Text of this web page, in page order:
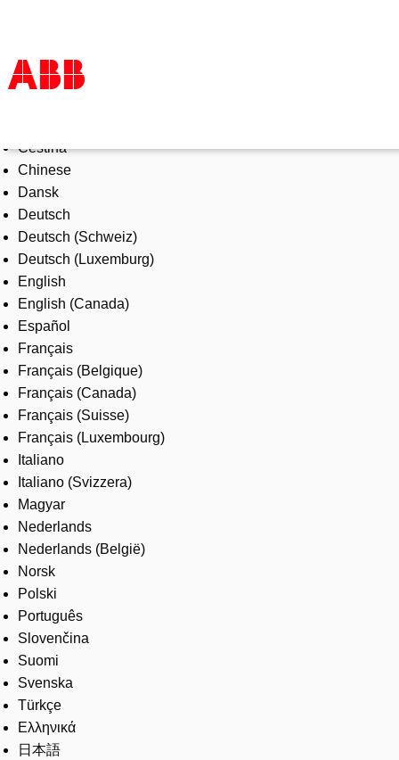
Products & Solutions
Industries
Services
About us
Where to buy
Contact us
Careers
Čeština
Chinese
Dansk
Deutsch
Deutsch (Schweiz)
Deutsch (Luxemburg)
English
English (Canada)
Español
Français
Français (Belgique)
Français (Canada)
Français (Suisse)
Français (Luxembourg)
Italiano
Italiano (Svizzera)
Magyar
Nederlands
Nederlands (België)
Norsk
Polski
Português
Slovenčina
Suomi
Svenska
Türkçe
Ελληνικά
日本語